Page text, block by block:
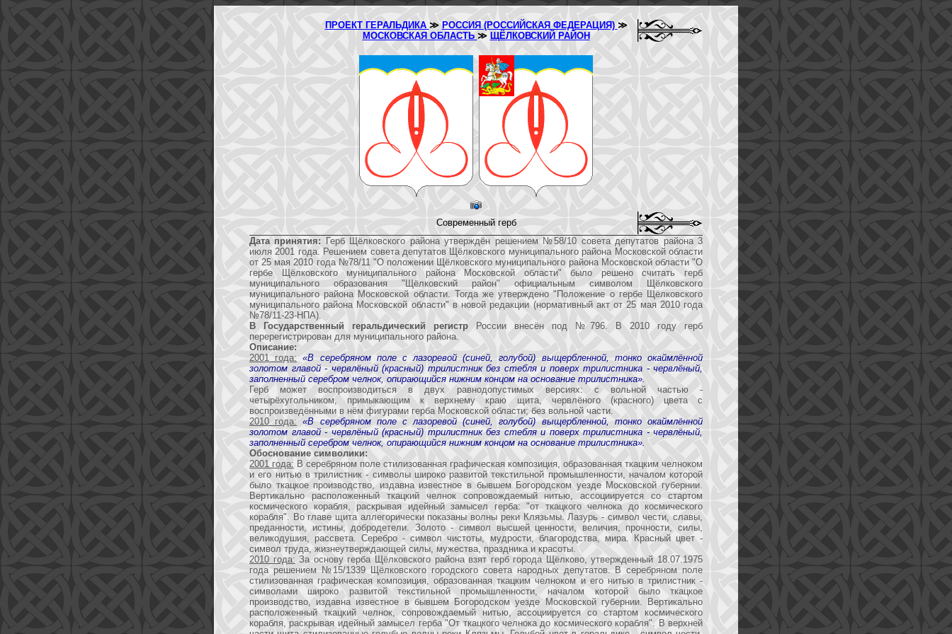
ПРОЕКТ ГЕРАЛЬДИКА ≫ РОССИЯ (РОССИЙСКАЯ ФЕДЕРАЦИЯ) ≫
МОСКОВСКАЯ ОБЛАСТЬ ≫ ЩЁЛКОВСКИЙ РАЙОН
Современный герб
Дата принятия: Герб Щёлковского района утверждён решением №58/10 совета депутатов района 3
июля 2001 года. Решением совета депутатов Щёлковского муниципального района Московской области
от 25 мая 2010 года №78/11 "О положении Щёлковского муниципального района Московской области "О
гербе Щёлковского муниципального района Московской области" было решено считать герб
муниципального образования "Щёлковский район" официальным символом Щёлковского
муниципального района Московской области. Тогда же утверждено "Положение о гербе Щёлковского
муниципального района Московской области" в новой редакции (нормативный акт от 25 мая 2010 года
№78/11-23-НПА).
В Государственный геральдический регистр России внесён под №796. В 2010 году герб
перерегистрирован для муниципального района.
Описание:
2001 года:
«В серебряном поле с лазоревой (синей, голубой) выщербленной, тонко окаймлённой
золотом главой - червлёный (красный) трилистник без стебля и поверх трилистника - червлёный,
заполненный серебром челнок, опирающийся нижним концом на основание трилистника».
Герб может воспроизводиться в двух равнодопустимых версиях: с вольной частью -
четырёхугольником, примыкающим к верхнему краю щита, червлёного (красного) цвета с
воспроизведёнными в нём фигурами герба Московской области; без вольной части.
2010 года:
«В серебряном поле с лазоревой (синей, голубой) выщербленной, тонко окаймлённой
золотом главой - червлёный (красный) трилистник без стебля и поверх трилистника - червлёный,
заполненный серебром челнок, опирающийся нижним концом на основание трилистника».
Обоснование символики:
2001 года: В серебряном поле стилизованная графическая композиция, образованная ткацким челноком
и его нитью в трилистник - символы широко развитой текстильной промышленности, началом которой
было ткацкое производство, издавна известное в бывшем Богородском уезде Московской губернии.
Вертикально расположенный ткацкий челнок сопровождаемый нитью, ассоциируется со стартом
космического корабля, раскрывая идейный замысел герба: "от ткацкого челнока до космического
корабля". Во главе щита аллегорически показаны волны реки Клязьмы. Лазурь - символ чести, славы,
преданности, истины, добродетели. Золото - символ высшей ценности, величия, прочности, силы,
великодушия, рассвета. Серебро - символ чистоты, мудрости, благородства, мира. Красный цвет -
символ труда, жизнеутверждающей силы, мужества, праздника и красоты.
2010 года: За основу герба Щёлковского района взят герб города Щёлково, утвержденный 18.07.1975
года решением №15/1339 Щёлковского городского совета народных депутатов. В серебряном поле
стилизованная графическая композиция, образованная ткацким челноком и его нитью в трилистник -
символами широко развитой текстильной промышленности, началом которой было ткацкое
производство, издавна известное в бывшем Богородском уезде Московской губернии. Вертикально
расположенный ткацкий челнок, сопровождаемый нитью, ассоциируется со стартом космического
корабля, раскрывая идейный замысел герба "От ткацкого челнока до космического корабля". В верхней